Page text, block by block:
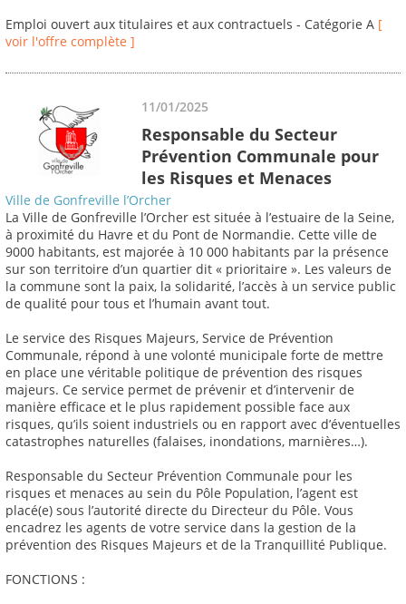
Emploi ouvert aux titulaires et aux contractuels - Catégorie A [
voir l'offre complète ]
11/01/2025
Responsable du Secteur
Prévention Communale pour
les Risques et Menaces
Ville de Gonfreville l’Orcher
La Ville de Gonfreville l’Orcher est située à l’estuaire de la Seine,
à proximité du Havre et du Pont de Normandie. Cette ville de
9000 habitants, est majorée à 10 000 habitants par la présence
sur son territoire d’un quartier dit « prioritaire ». Les valeurs de
la commune sont la paix, la solidarité, l’accès à un service public
de qualité pour tous et l’humain avant tout.
Le service des Risques Majeurs, Service de Prévention
Communale, répond à une volonté municipale forte de mettre
en place une véritable politique de prévention des risques
majeurs. Ce service permet de prévenir et d’intervenir de
manière efficace et le plus rapidement possible face aux
risques, qu’ils soient industriels ou en rapport avec d’éventuelles
catastrophes naturelles (falaises, inondations, marnières…).
Responsable du Secteur Prévention Communale pour les
risques et menaces au sein du Pôle Population, l’agent est
placé(e) sous l’autorité directe du Directeur du Pôle. Vous
encadrez les agents de votre service dans la gestion de la
prévention des Risques Majeurs et de la Tranquillité Publique.
FONCTIONS :